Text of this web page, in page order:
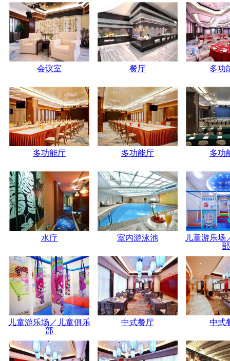
会议室 餐厅 多功
多功能厅 多功能厅 多功
水疗 室内游泳池
儿童游乐场
部
儿童游乐场／儿童俱乐
部
中式餐厅 中式